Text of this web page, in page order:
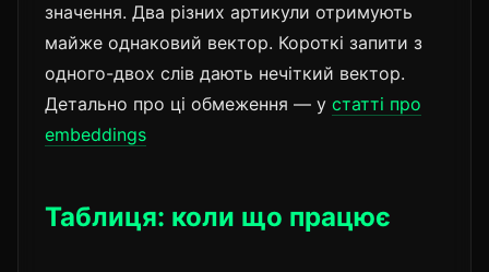
значення. Два різних артикули отримують
майже однаковий вектор. Короткі запити з
одного-двох слів дають нечіткий вектор.
Детально про ці обмеження — у статті про
embeddings
Таблиця: коли що працює